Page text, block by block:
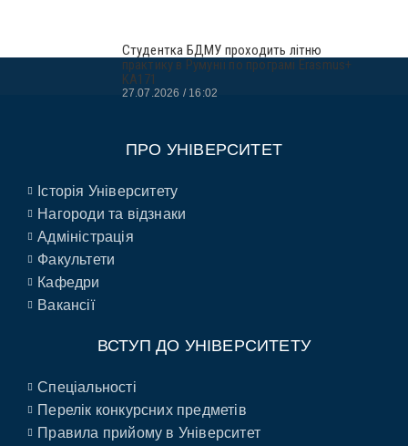
Студентка БДМУ проходить літню
практику в Румунії по програмі Erasmus+
KA171
27.07.2026 16:02
ПРО УНІВЕРСИТЕТ
Історія Університету
Нагороди та відзнаки
Адміністрація
Факультети
Кафедри
Вакансії
ВСТУП ДО УНІВЕРСИТЕТУ
Спеціальності
Перелік конкурсних предметів
Правила прийому в Університет